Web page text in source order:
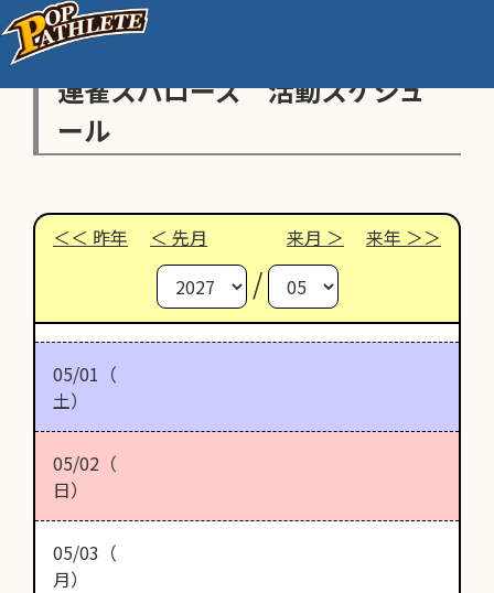
連雀スパローズ 活動スケジュ
ール
昨年 先月 来月 来年
/
05/01（
土）
05/02（
日）
05/03（
月）